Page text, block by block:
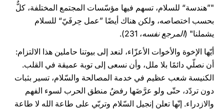
"”هندسة“ للسلام، تسهم فيها مؤسّسات المجتمع المختلفة، كلٌّ
بحسب اختصاصه، ولكن هناك أيضًا ”عمل حِرفَيّ“ للسلام
يشملنا" (المرجع نفسه، 231).
أيّها الإخوة والأخوات الأعزّاء، لنعد إلى بيوتنا حاملين هذا الالتزام:
أن نصلّي دائمًا بلا ملل، وأن نسعى إلى توبة عميقة في القلب.
الكنيسة شعب عظيم في خدمة المصالحة والسّلام، تسير بثبات
دون تردّد، حتّى ولو عرَّضَها رفضُ منطق الحرب لسوء الفهم
والازدراء. إنّها تعلن إنجيل السّلام وتربّي على طاعة الله لا طاعة